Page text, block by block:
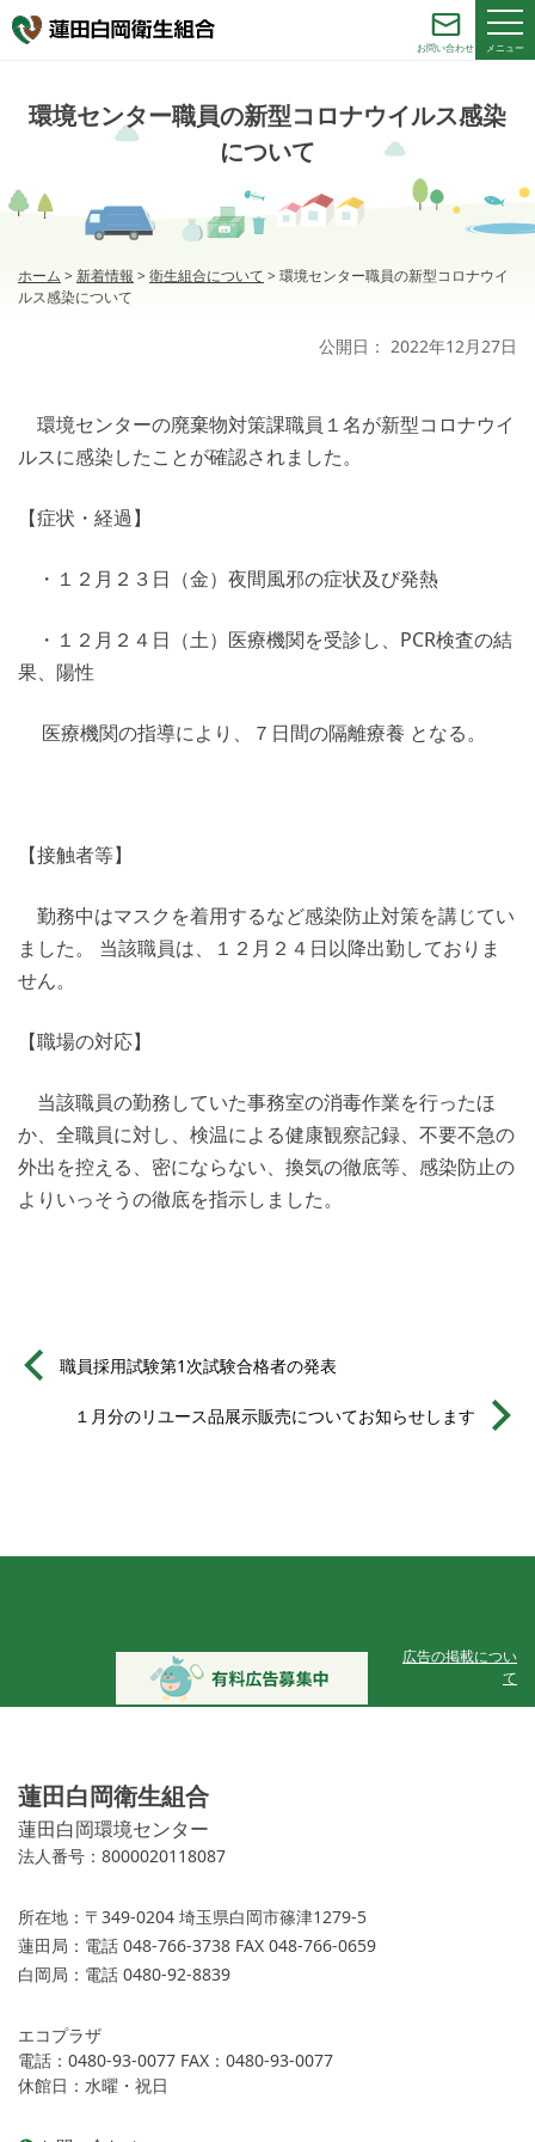
お問い合わせ メニュー
環境センター職員の新型コロナウイルス感染
について
ホーム > 新着情報 >衛生組合について >環境センター職員の新型コロナウイ
ルス感染について
公開日： 2022年12月27日
環境センターの廃棄物対策課職員１名が新型コロナウイ
ルスに感染したことが確認されました。
【症状・経過】
・１２月２３日（金）夜間風邪の症状及び発熱
・１２月２４日（土）医療機関を受診し、PCR検査の結
果、陽性
医療機関の指導により、７日間の隔離療養 となる。
【接触者等】
勤務中はマスクを着用するなど感染防止対策を講じてい
ました。 当該職員は、１２月２４日以降出勤しておりま
せん。
【職場の対応】
当該職員の勤務していた事務室の消毒作業を行ったほ
か、全職員に対し、検温による健康観察記録、不要不急の
外出を控える、密にならない、換気の徹底等、感染防止の
よりいっそうの徹底を指示しました。
職員採用試験第1次試験合格者の発表
１月分のリユース品展示販売についてお知らせします
広告の掲載につい
て
蓮田白岡衛生組合
蓮田白岡環境センター
法人番号：8000020118087
所在地： 〒349-0204 埼玉県白岡市篠津1279-5
蓮田局： 電話 048-766-3738 FAX 048-766-0659
白岡局： 電話 0480-92-8839
エコプラザ
電話：0480-93-0077 FAX：0480-93-0077
休館日：水曜・祝日